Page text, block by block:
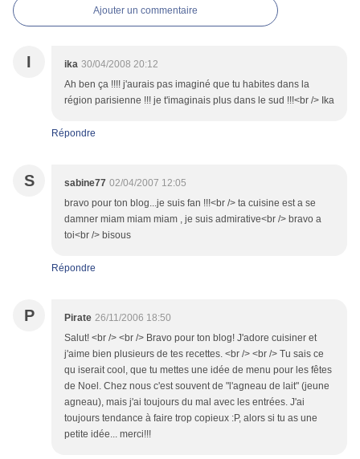
Ajouter un commentaire
I ika 30/04/2008 20:12
Ah ben ça !!!! j'aurais pas imaginé que tu habites dans la
région parisienne !!! je t'imaginais plus dans le sud !!!<br /> Ika
Répondre
S sabine77 02/04/2007 12:05
bravo pour ton blog...je suis fan !!!<br /> ta cuisine est a se
damner miam miam miam , je suis admirative<br /> bravo a
toi<br /> bisous
Répondre
P Pirate 26/11/2006 18:50
Salut! <br /> <br /> Bravo pour ton blog! J'adore cuisiner et
j'aime bien plusieurs de tes recettes. <br /> <br /> Tu sais ce
qu iserait cool, que tu mettes une idée de menu pour les fêtes
de Noel. Chez nous c'est souvent de "l'agneau de lait" (jeune
agneau), mais j'ai toujours du mal avec les entrées. J'ai
toujours tendance à faire trop copieux :P, alors si tu as une
petite idée... merci!!!